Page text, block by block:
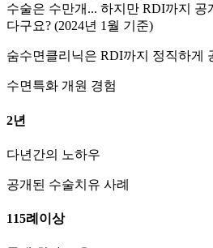
수술은 수만개... 하지만 RDI까지 공
다구요? (2024년 1월 기준)
숨수면클리닉은 RDI까지 정직하게
수면특화 개원 경험
2년
다년간의 노하우
공개된 수술치유 사례
115례 이상